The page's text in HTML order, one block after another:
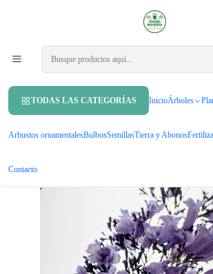
TODAS LAS CATEGORÍAS InicioÁrboles
Arbustos ornamentalesBulbosSemillasTierra y Abonos
Contacto
APROVECHA UN 10% DE DCTO. EN TU
Inicio Árboles
Jacarandá Árbol De 1,70 M Planta